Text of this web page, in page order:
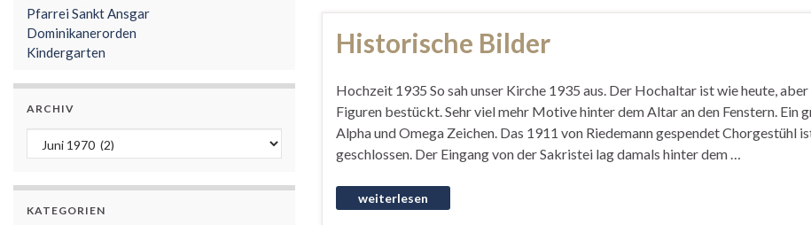
Historische Bilder
Hochzeit 1935 So sah unser Kirche 1935 aus. Der Hochaltar ist wie heute,
Figuren bestückt. Sehr viel mehr Motive hinter dem Altar an den Fenstern. Ein
Alpha und Omega Zeichen. Das 1911 von Riedemann gespendet Chorgestühl
geschlossen. Der Eingang von der Sakristei lag damals hinter dem …
Pfarrei Sankt Ansgar
Dominikanerorden
Kindergarten
ARCHIV
Archiv
KATEGORIEN